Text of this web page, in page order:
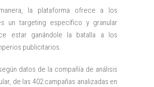
la plataforma ofrece a los
un targeting específico y granular
estar ganándole la batalla a los
publicitarios.
datos de la compañía de análisis
de las 402 campañas analizadas en